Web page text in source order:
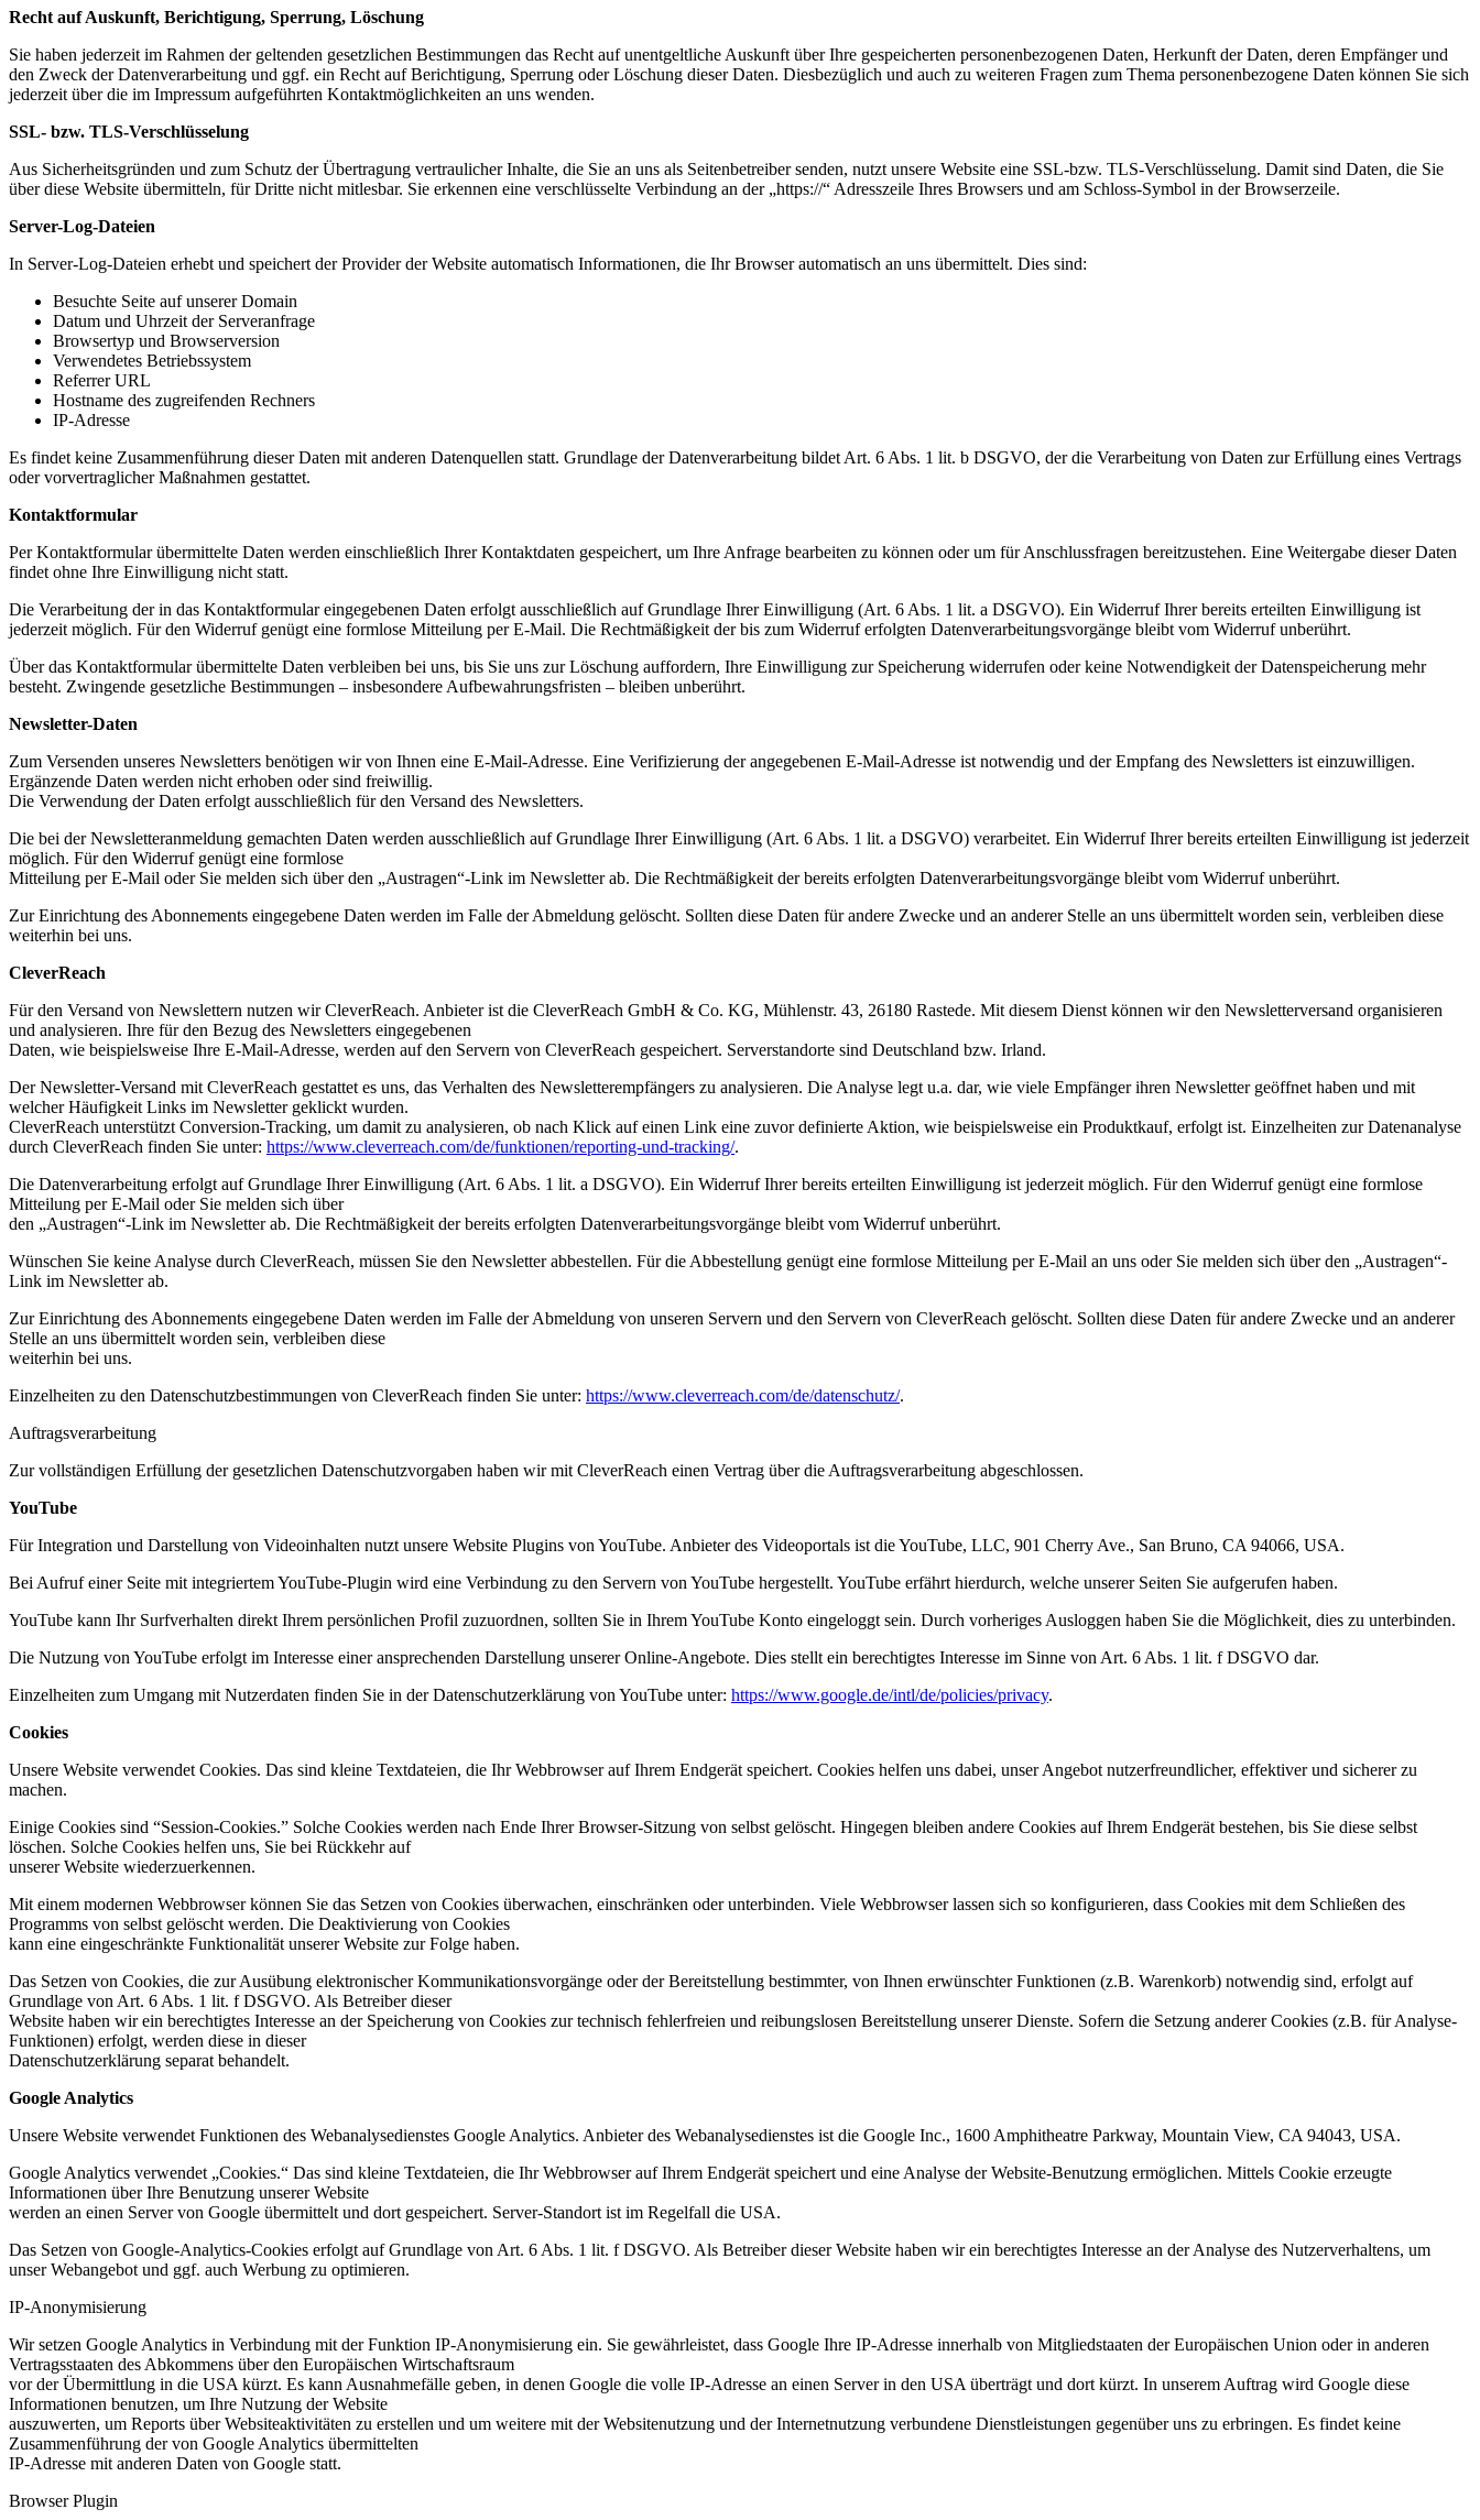
Recht auf Auskunft, Berichtigung, Sperrung, Löschung
Sie haben jederzeit im Rahmen der geltenden gesetzlichen Bestimmungen das Recht auf unentgeltliche Auskunft über Ihre gespeicherten personenbezogenen Daten, Herkunft der Daten, deren Empfänger und
den Zweck der Datenverarbeitung und ggf. ein Recht auf Berichtigung, Sperrung oder Löschung dieser Daten. Diesbezüglich und auch zu weiteren Fragen zum Thema personenbezogene Daten können Sie sich
jederzeit über die im Impressum aufgeführten Kontaktmöglichkeiten an uns wenden.
SSL- bzw. TLS-Verschlüsselung
Aus Sicherheitsgründen und zum Schutz der Übertragung vertraulicher Inhalte, die Sie an uns als Seitenbetreiber senden, nutzt unsere Website eine SSL-bzw. TLS-Verschlüsselung. Damit sind Daten, die Sie
über diese Website übermitteln, für Dritte nicht mitlesbar. Sie erkennen eine verschlüsselte Verbindung an der „https://“ Adresszeile Ihres Browsers und am Schloss-Symbol in der Browserzeile.
Server-Log-Dateien
In Server-Log-Dateien erhebt und speichert der Provider der Website automatisch Informationen, die Ihr Browser automatisch an uns übermittelt. Dies sind:
Besuchte Seite auf unserer Domain
Datum und Uhrzeit der Serveranfrage
Browsertyp und Browserversion
Verwendetes Betriebssystem
Referrer URL
Hostname des zugreifenden Rechners
IP-Adresse
Es findet keine Zusammenführung dieser Daten mit anderen Datenquellen statt. Grundlage der Datenverarbeitung bildet Art. 6 Abs. 1 lit. b DSGVO, der die Verarbeitung von Daten zur Erfüllung eines Vertrags
oder vorvertraglicher Maßnahmen gestattet.
Kontaktformular
Per Kontaktformular übermittelte Daten werden einschließlich Ihrer Kontaktdaten gespeichert, um Ihre Anfrage bearbeiten zu können oder um für Anschlussfragen bereitzustehen. Eine Weitergabe dieser Daten
findet ohne Ihre Einwilligung nicht statt.
Die Verarbeitung der in das Kontaktformular eingegebenen Daten erfolgt ausschließlich auf Grundlage Ihrer Einwilligung (Art. 6 Abs. 1 lit. a DSGVO). Ein Widerruf Ihrer bereits erteilten Einwilligung ist
jederzeit möglich. Für den Widerruf genügt eine formlose Mitteilung per E-Mail. Die Rechtmäßigkeit der bis zum Widerruf erfolgten Datenverarbeitungsvorgänge bleibt vom Widerruf unberührt.
Über das Kontaktformular übermittelte Daten verbleiben bei uns, bis Sie uns zur Löschung auffordern, Ihre Einwilligung zur Speicherung widerrufen oder keine Notwendigkeit der Datenspeicherung mehr
besteht. Zwingende gesetzliche Bestimmungen – insbesondere Aufbewahrungsfristen – bleiben unberührt.
Newsletter-Daten
Zum Versenden unseres Newsletters benötigen wir von Ihnen eine E-Mail-Adresse. Eine Verifizierung der angegebenen E-Mail-Adresse ist notwendig und der Empfang des Newsletters ist einzuwilligen.
Ergänzende Daten werden nicht erhoben oder sind freiwillig.
Die Verwendung der Daten erfolgt ausschließlich für den Versand des Newsletters.
Die bei der Newsletteranmeldung gemachten Daten werden ausschließlich auf Grundlage Ihrer Einwilligung (Art. 6 Abs. 1 lit. a DSGVO) verarbeitet. Ein Widerruf Ihrer bereits erteilten Einwilligung ist jederzeit
möglich. Für den Widerruf genügt eine formlose
Mitteilung per E-Mail oder Sie melden sich über den „Austragen“-Link im Newsletter ab. Die Rechtmäßigkeit der bereits erfolgten Datenverarbeitungsvorgänge bleibt vom Widerruf unberührt.
Zur Einrichtung des Abonnements eingegebene Daten werden im Falle der Abmeldung gelöscht. Sollten diese Daten für andere Zwecke und an anderer Stelle an uns übermittelt worden sein, verbleiben diese
weiterhin bei uns.
CleverReach
Für den Versand von Newslettern nutzen wir CleverReach. Anbieter ist die CleverReach GmbH & Co. KG, Mühlenstr. 43, 26180 Rastede. Mit diesem Dienst können wir den Newsletterversand organisieren
und analysieren. Ihre für den Bezug des Newsletters eingegebenen
Daten, wie beispielsweise Ihre E-Mail-Adresse, werden auf den Servern von CleverReach gespeichert. Serverstandorte sind Deutschland bzw. Irland.
Der Newsletter-Versand mit CleverReach gestattet es uns, das Verhalten des Newsletterempfängers zu analysieren. Die Analyse legt u.a. dar, wie viele Empfänger ihren Newsletter geöffnet haben und mit
welcher Häufigkeit Links im Newsletter geklickt wurden.
CleverReach unterstützt Conversion-Tracking, um damit zu analysieren, ob nach Klick auf einen Link eine zuvor definierte Aktion, wie beispielsweise ein Produktkauf, erfolgt ist. Einzelheiten zur Datenanalyse
durch CleverReach finden Sie unter: https://www.cleverreach.com/de/funktionen/reporting-und-tracking/.
Die Datenverarbeitung erfolgt auf Grundlage Ihrer Einwilligung (Art. 6 Abs. 1 lit. a DSGVO). Ein Widerruf Ihrer bereits erteilten Einwilligung ist jederzeit möglich. Für den Widerruf genügt eine formlose
Mitteilung per E-Mail oder Sie melden sich über
den „Austragen“-Link im Newsletter ab. Die Rechtmäßigkeit der bereits erfolgten Datenverarbeitungsvorgänge bleibt vom Widerruf unberührt.
Wünschen Sie keine Analyse durch CleverReach, müssen Sie den Newsletter abbestellen. Für die Abbestellung genügt eine formlose Mitteilung per E-Mail an uns oder Sie melden sich über den „Austragen“-
Link im Newsletter ab.
Zur Einrichtung des Abonnements eingegebene Daten werden im Falle der Abmeldung von unseren Servern und den Servern von CleverReach gelöscht. Sollten diese Daten für andere Zwecke und an anderer
Stelle an uns übermittelt worden sein, verbleiben diese
weiterhin bei uns.
Einzelheiten zu den Datenschutzbestimmungen von CleverReach finden Sie unter: https://www.cleverreach.com/de/datenschutz/.
Auftragsverarbeitung
Zur vollständigen Erfüllung der gesetzlichen Datenschutzvorgaben haben wir mit CleverReach einen Vertrag über die Auftragsverarbeitung abgeschlossen.
YouTube
Für Integration und Darstellung von Videoinhalten nutzt unsere Website Plugins von YouTube. Anbieter des Videoportals ist die YouTube, LLC, 901 Cherry Ave., San Bruno, CA 94066, USA.
Bei Aufruf einer Seite mit integriertem YouTube-Plugin wird eine Verbindung zu den Servern von YouTube hergestellt. YouTube erfährt hierdurch, welche unserer Seiten Sie aufgerufen haben.
YouTube kann Ihr Surfverhalten direkt Ihrem persönlichen Profil zuzuordnen, sollten Sie in Ihrem YouTube Konto eingeloggt sein. Durch vorheriges Ausloggen haben Sie die Möglichkeit, dies zu unterbinden.
Die Nutzung von YouTube erfolgt im Interesse einer ansprechenden Darstellung unserer Online-Angebote. Dies stellt ein berechtigtes Interesse im Sinne von Art. 6 Abs. 1 lit. f DSGVO dar.
Einzelheiten zum Umgang mit Nutzerdaten finden Sie in der Datenschutzerklärung von YouTube unter: https://www.google.de/intl/de/policies/privacy.
Cookies
Unsere Website verwendet Cookies. Das sind kleine Textdateien, die Ihr Webbrowser auf Ihrem Endgerät speichert. Cookies helfen uns dabei, unser Angebot nutzerfreundlicher, effektiver und sicherer zu
machen.
Einige Cookies sind “Session-Cookies.” Solche Cookies werden nach Ende Ihrer Browser-Sitzung von selbst gelöscht. Hingegen bleiben andere Cookies auf Ihrem Endgerät bestehen, bis Sie diese selbst
löschen. Solche Cookies helfen uns, Sie bei Rückkehr auf
unserer Website wiederzuerkennen.
Mit einem modernen Webbrowser können Sie das Setzen von Cookies überwachen, einschränken oder unterbinden. Viele Webbrowser lassen sich so konfigurieren, dass Cookies mit dem Schließen des
Programms von selbst gelöscht werden. Die Deaktivierung von Cookies
kann eine eingeschränkte Funktionalität unserer Website zur Folge haben.
Das Setzen von Cookies, die zur Ausübung elektronischer Kommunikationsvorgänge oder der Bereitstellung bestimmter, von Ihnen erwünschter Funktionen (z.B. Warenkorb) notwendig sind, erfolgt auf
Grundlage von Art. 6 Abs. 1 lit. f DSGVO. Als Betreiber dieser
Website haben wir ein berechtigtes Interesse an der Speicherung von Cookies zur technisch fehlerfreien und reibungslosen Bereitstellung unserer Dienste. Sofern die Setzung anderer Cookies (z.B. für Analyse-
Funktionen) erfolgt, werden diese in dieser
Datenschutzerklärung separat behandelt.
Google Analytics
Unsere Website verwendet Funktionen des Webanalysedienstes Google Analytics. Anbieter des Webanalysedienstes ist die Google Inc., 1600 Amphitheatre Parkway, Mountain View, CA 94043, USA.
Google Analytics verwendet „Cookies.“ Das sind kleine Textdateien, die Ihr Webbrowser auf Ihrem Endgerät speichert und eine Analyse der Website-Benutzung ermöglichen. Mittels Cookie erzeugte
Informationen über Ihre Benutzung unserer Website
werden an einen Server von Google übermittelt und dort gespeichert. Server-Standort ist im Regelfall die USA.
Das Setzen von Google-Analytics-Cookies erfolgt auf Grundlage von Art. 6 Abs. 1 lit. f DSGVO. Als Betreiber dieser Website haben wir ein berechtigtes Interesse an der Analyse des Nutzerverhaltens, um
unser Webangebot und ggf. auch Werbung zu optimieren.
IP-Anonymisierung
Wir setzen Google Analytics in Verbindung mit der Funktion IP-Anonymisierung ein. Sie gewährleistet, dass Google Ihre IP-Adresse innerhalb von Mitgliedstaaten der Europäischen Union oder in anderen
Vertragsstaaten des Abkommens über den Europäischen Wirtschaftsraum
vor der Übermittlung in die USA kürzt. Es kann Ausnahmefälle geben, in denen Google die volle IP-Adresse an einen Server in den USA überträgt und dort kürzt. In unserem Auftrag wird Google diese
Informationen benutzen, um Ihre Nutzung der Website
auszuwerten, um Reports über Websiteaktivitäten zu erstellen und um weitere mit der Websitenutzung und der Internetnutzung verbundene Dienstleistungen gegenüber uns zu erbringen. Es findet keine
Zusammenführung der von Google Analytics übermittelten
IP-Adresse mit anderen Daten von Google statt.
Browser Plugin